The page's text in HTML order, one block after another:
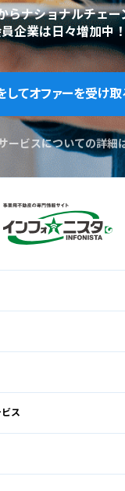
らナショナルチェー
企業は日々増加中！
してオファーを受け取
ービスについての詳細
ス